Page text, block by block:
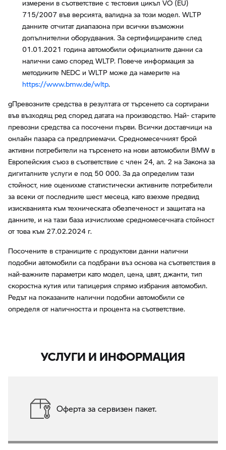
измерени в съответствие с тестовия цикъл VO (EU)
715/2007 във версията, валидна за този модел. WLTP
данните отчитат диапазона при всички възможни
допълнителни оборудвания. За сертифицираните след
01.01.2021 година автомобили официалните данни са
налични само според WLTP. Повече информация за
методиките NEDC и WLTP може да намерите на
https://www.bmw.de/wltp.
gПревозните средства в резултата от търсенето са сортирани
във възходящ ред според датата на производство. Най- старите
превозни средства са посочени първи. Всички доставчици на
онлайн пазара са предприемачи. Средномесечният брой
активни потребители на търсенето на нови автомобили BMW в
Европейския съюз в съответствие с член 24, ал. 2 на Закона за
дигиталните услуги е под 50 000. За да определим тази
стойност, ние оценихме статистически активните потребители
за всеки от последните шест месеца, като взехме предвид
изискванията към техническата обезпеченост и защитата на
данните, и на тази база изчислихме средномесечната стойност
от това към 27.02.2024 г.
Посочените в страниците с продуктови данни налични
подобни автомобили са подбрани въз основа на съответствия в
най-важните параметри като модел, цена, цвят, джанти, тип
скоростна кутия или тапицерия спрямо избрания автомобил.
Редът на показаните налични подобни автомобили се
определя от наличността и процента на съответствие.
УСЛУГИ И ИНФОРМАЦИЯ
Оферта за сервизен пакет.